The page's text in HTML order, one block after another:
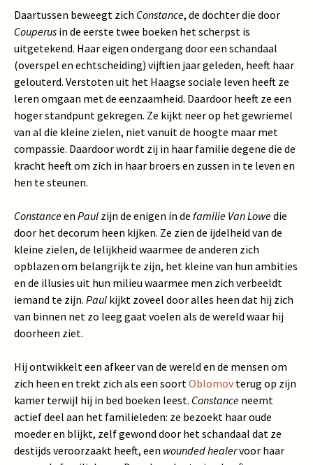
Daartussen beweegt zich Constance, de dochter die door
Couperus in de eerste twee boeken het scherpst is
uitgetekend. Haar eigen ondergang door een schandaal
(overspel en echtscheiding) vijftien jaar geleden, heeft haar
gelouterd. Verstoten uit het Haagse sociale leven heeft ze
leren omgaan met de eenzaamheid. Daardoor heeft ze een
hoger standpunt gekregen. Ze kijkt neer op het gewriemel
van al die kleine zielen, niet vanuit de hoogte maar met
compassie. Daardoor wordt zij in haar familie degene die de
kracht heeft om zich in haar broers en zussen in te leven en
hen te steunen.
Constanceen Paul zijn de enigen in de familie Van Lowedie
door het decorum heen kijken. Ze zien de ijdelheid van de
kleine zielen, de lelijkheid waarmee de anderen zich
opblazen om belangrijk te zijn, het kleine van hun ambities
en de illusies uit hun milieu waarmee men zich verbeeldt
iemand te zijn. Paul kijkt zoveel door alles heen dat hij zich
van binnen net zo leeg gaat voelen als de wereld waar hij
doorheen ziet.
Hij ontwikkelt een afkeer van de wereld en de mensen om
zich heen en trekt zich als een soortOblomov terug op zijn
kamer terwijl hij in bed boeken leest. Constance neemt
actief deel aan het familieleden: ze bezoekt haar oude
moeder en blijkt, zelf gewond door het schandaal dat ze
destijds veroorzaakt heeft, een wounded healervoor haar